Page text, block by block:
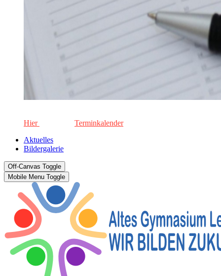
Hier
Terminkalender
Aktuelles
Bildergalerie
Off-Canvas Toggle
Mobile Menu Toggle